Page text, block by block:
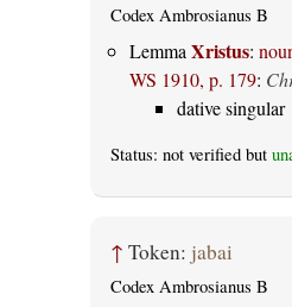
Codex Ambrosianus B
LemmaXristus:
WS 1910, p. 179:
dative singular
Status: not verified but
↑ Token: jabai
Codex Ambrosianus B